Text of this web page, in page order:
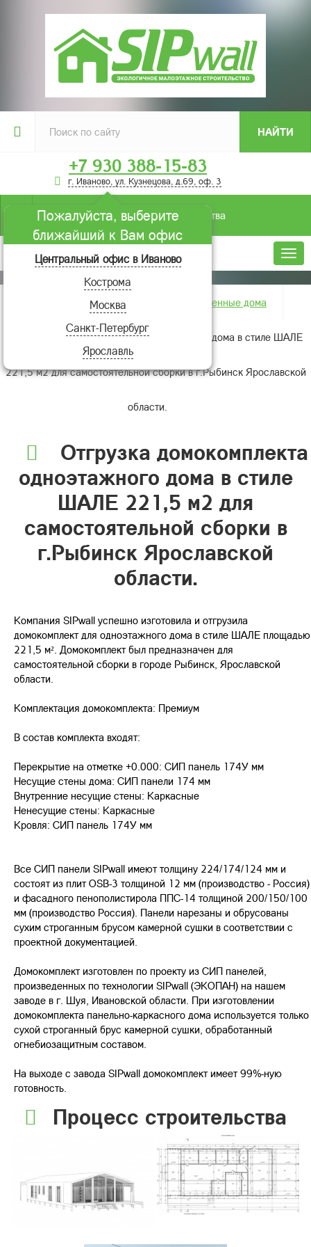
НАЙТИ
+7 930 388-15-83
г. Иваново, ул. Кузнецова, д.69, оф. 3
Пожалуйста, выберите
ближайший к Вам офис
Центральный офис в Иваново
Кострома
Москва
Санкт-Петербург
Ярославль
Условия строительства
Меню
Фотогалерея Построенные дома
Отгрузка домокомплекта одноэтажного дома в стиле ШАЛЕ
221,5 м2 для самостоятельной сборки в г.Рыбинск Ярославской
области.
Отгрузка домокомплекта
одноэтажного дома в стиле
ШАЛЕ 221,5 м2 для
самостоятельной сборки в
г.Рыбинск Ярославской
области.
Компания SIPwall успешно изготовила и отгрузила
домокомплект для одноэтажного дома в стиле ШАЛЕ площадью
221,5 м². Домокомплект был предназначен для
самостоятельной сборки в городе Рыбинск, Ярославской
области.
Комплектация домокомплекта: Премиум
В состав комплекта входят:
Перекрытие на отметке +0.000: СИП панель 174У мм
Несущие стены дома: СИП панели 174 мм
Внутренние несущие стены: Каркасные
Ненесущие стены: Каркасные
Кровля: СИП панель 174У мм
Все СИП панели SIPwall имеют толщину 224/174/124 мм и
состоят из плит OSB-3 толщиной 12 мм (производство - Россия)
и фасадного пенополистирола ППС-14 толщиной 200/150/100
мм (производство Россия). Панели нарезаны и обрусованы
сухим строганным брусом камерной сушки в соответствии с
проектной документацией.
Домокомплект изготовлен по проекту из СИП панелей,
произведенных по технологии SIPwall (ЭКОПАН) на нашем
заводе в г. Шуя, Ивановской области. При изготовлении
домокомплекта панельно-каркасного дома используется только
сухой строганный брус камерной сушки, обработанный
огнебиозащитным составом.
На выходе с завода SIPwall домокомплект имеет 99%-ную
готовность.
Процесс строительства